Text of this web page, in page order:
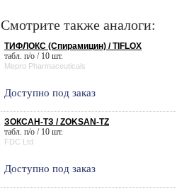
Смотрите также аналоги:
ТИФЛОКС (Спирамицин) / TIFLOX
табл. п/о / 10 шт.
Mepro Pharmaceuticals
Доступно под заказ
ЗОКСАН-ТЗ / ZOKSAN-TZ
табл. п/о / 10 шт.
FDC Ltd
Доступно под заказ